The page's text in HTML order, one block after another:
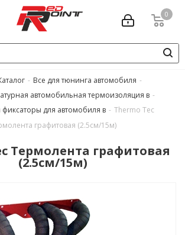
0
- Все для тюнинга автомобиля -
автомобильная термоизоляция в -
для автомобиля в - Thermo Tec
графитовая (2.5см/15м)
Термолента графитовая
(2.5см/15м)